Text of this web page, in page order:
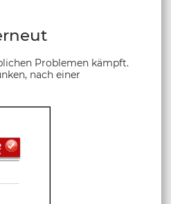
Problemen kämpft.
nach einer